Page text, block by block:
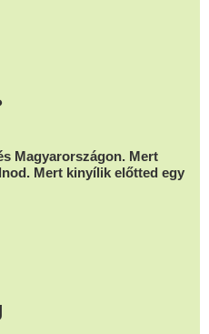
Magyarországon. Mert
Mert kinyílik előtted egy